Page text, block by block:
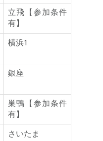
立飛【参加条件
有】
横浜1
銀座
巣鴨【参加条件
有】
さいたま